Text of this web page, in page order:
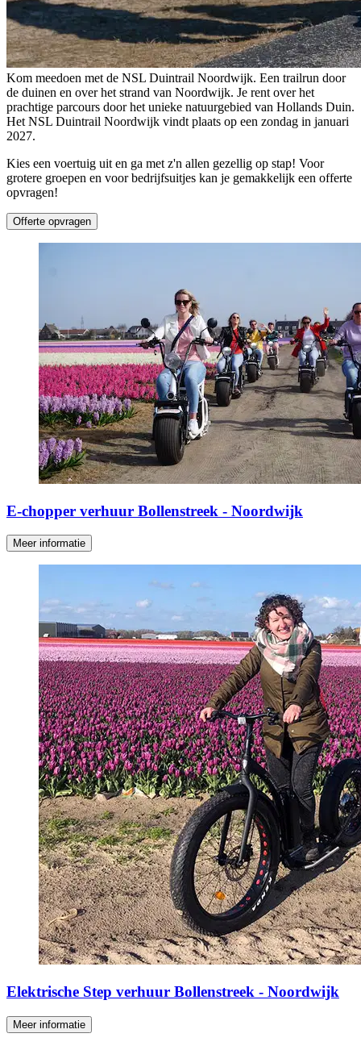
Kom meedoen met de NSL Duintrail Noordwijk. Een trailrun door
de duinen en over het strand van Noordwijk. Je rent over het
prachtige parcours door het unieke natuurgebied van Hollands Duin.
Het NSL Duintrail Noordwijk vindt plaats op een zondag in januari
2027.
Kies een voertuig uit en ga met z'n allen gezellig op stap! Voor
grotere groepen en voor bedrijfsuitjes kan je gemakkelijk een offerte
opvragen!
Offerte opvragen
E-chopper verhuur Bollenstreek - Noordwijk
Meer informatie
Elektrische Step verhuur Bollenstreek - Noordwijk
Meer informatie